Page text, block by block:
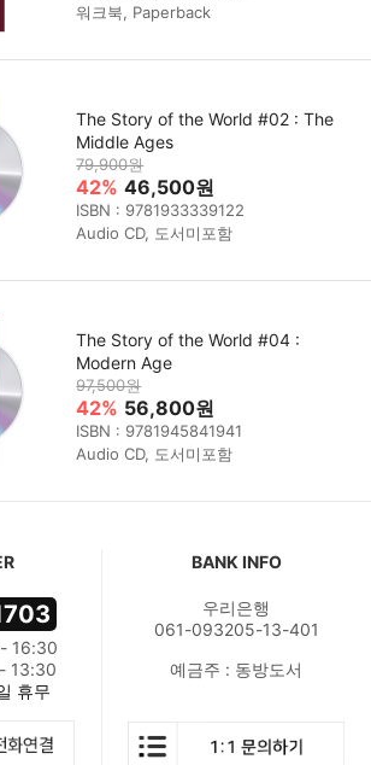
워크북, Paperback
The Story of the World #02 : The
Middle Ages
79,900원
42% 46,500원
ISBN : 9781933339122
Audio CD, 도서미포함
The Story of the World #04 :
Modern Age
97,500원
42% 56,800원
ISBN : 9781945841941
Audio CD, 도서미포함
16:30
13:30
휴무
BANK INFO
우리은행
061-093205-13-401
예금주 : 동방도서